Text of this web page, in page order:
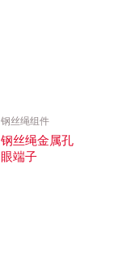
钢丝绳组件
钢丝绳金属孔
眼端子